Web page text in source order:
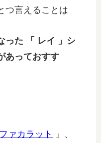
つ言えることは
った 「 レイ 」シ
あっておすす
ァカラット
」、